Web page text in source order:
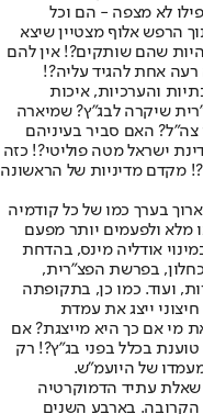
לא מצפה - הם וכל
הרפש אלוף מצטיין שיצא
איך יכול להיות שהם שותקים?! אין להם
רעה אחת להגיד עליה?!
והערכיות, איכות
שיקרה לבג"ץ? שמיארה
צה"ל? האם סביר בעיניהם
ישראל מטה פוליטי?! כזה
מקדם מדיניות של הראשונה
בערך כמו של כל קודמיה
מלא ולפעמים יותר מפעם
אודליה מינס, בהדחת
בפרשת הפצ"רית,
ועוד. כמו כן, בתקופתה
ייצג את עמדת
אם כך היא מייצגת? אם
בכלל בפני בג"ץ?! רק
של היועמ"ש.
עתיד הדמוקרטיה
בארבע השנים